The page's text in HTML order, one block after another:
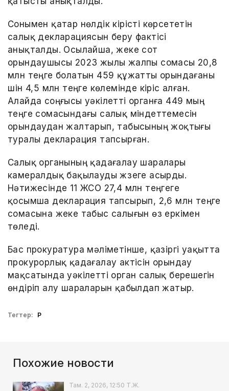
Сонымен қатар нөлдік кірісті көрсететін
салық декларациясын беру фактісі
анықталды. Осылайша, жеке сот
орындаушысы 2023 жылы жалпы сомасы 20,8
млн теңге болатын 459 құжатты орындағаны
үшін 4,5 млн теңге көлемінде кіріс алған.
Алайда соңғысы уәкілетті органға 449 мың
теңге сомасындағы салық міндеттемесін
орындаудан жалтарып, табысының жоқтығы
туралы декларация тапсырған.
Салық органының қадағалау шаралары
камералдық бақылауды жүзеге асырды.
Нәтижесінде 11 ЖСО 27,4 млн теңгеге
қосымша декларация тапсырып, 2,6 млн теңге
сомасына жеке табыс салығын өз еркімен
төледі.
Бас прокуратура мәліметінше, қазіргі уақытта
прокурорлық қадағалау актісін орындау
мақсатында уәкілетті орган салық берешегін
өндіріп алу шараларын қабылдап жатыр.
Тегтер: ҚР
Похожие новости
Там. 2, 2026, 12:50 Т.Ж.